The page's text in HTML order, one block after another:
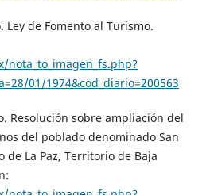
Ley de Fomento al Turismo.
01/1974&cod_diario=200563
Resolución sobre ampliación del
del poblado denominado San
de La Paz, Territorio de Baja